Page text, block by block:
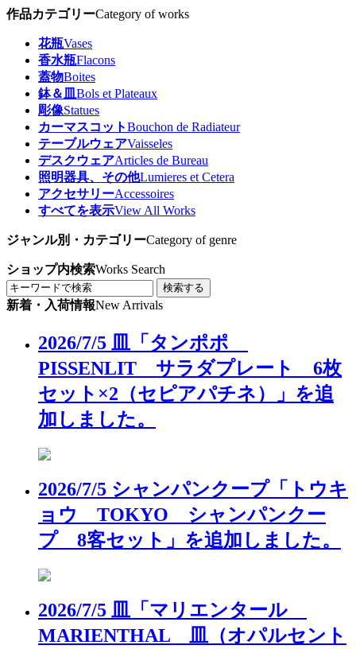
作品カテゴリーCategory of works
花瓶Vases
香水瓶Flacons
蓋物Boites
鉢＆皿 Bols et Plateaux
彫像Statues
カーマスコットBouchon de Radiateur
テーブルウェアVaisseles
デスクウェアArticles de Bureau
照明器具、その他Lumieres et Cetera
アクセサリーAccessoires
すべてを表示View All Works
ジャンル別・カテゴリーCategory of genre
ショップ内検索Works Search
検索する
新着・入荷情報New Arrivals
2026/7/5 皿「タンポポ
PISSENLIT サラダプレート 6枚
セット×2（セピアパチネ）」を追
加しました。
2026/7/5 シャンパンクープ「トウキ
ョウ TOKYO シャンパンクー
プ 8客セット」を追加しました。
2026/7/5 皿「マリエンタール
MARIENTHAL 皿（オパルセント